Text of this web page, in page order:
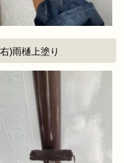
)雨樋上塗り